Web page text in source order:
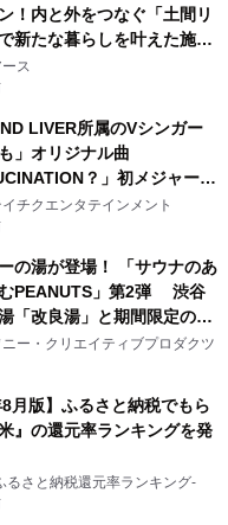
！内と外をつなぐ「土間リ
新たな暮らしを叶えた施工
会社アースが公開
ス
LIVER所属のVシンガー
」オリジナル曲
？」初メジャー配
決定！
チクエンタテインメント
の湯が登場！ 「サウナのあ
PEANUTS」第2弾 渋谷
「改良湯」と期間限定のコ
ョン サウナイキタイコラ
発売決定！
ー・クリエイティブプロダクツ
8月版】ふるさと納税でもら
』の還元率ランキングを発
るさと納税還元率ランキング-